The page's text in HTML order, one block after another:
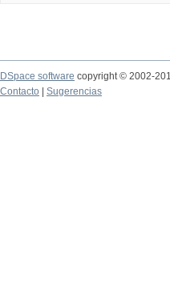
DSpace software copyright © 2002-
Contacto
Sugerencias